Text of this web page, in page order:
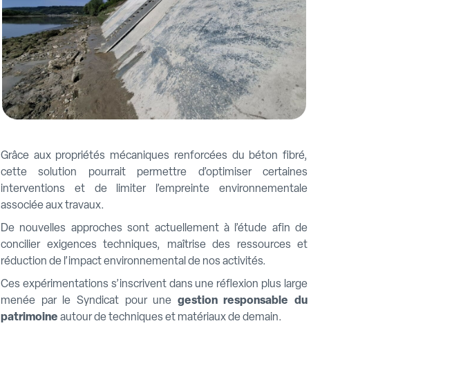
Grâce aux propriétés mécaniques renforcées du béton fibré,
cette solution pourrait permettre d’optimiser certaines
interventions et de limiter l’empreinte environnementale
associée aux travaux.
De nouvelles approches sont actuellement à l’étude afin de
concilier exigences techniques, maîtrise des ressources et
réduction de l’impact environnemental de nos activités.
Ces expérimentations s’inscrivent dans une réflexion plus large
menée par le Syndicat pour une gestion responsable du
patrimoine autour de techniques et matériaux de demain.